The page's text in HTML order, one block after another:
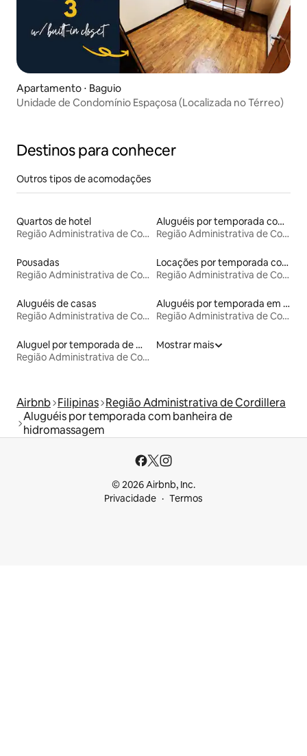
Apartamento ⋅ Baguio
Unidade de Condomínio Espaçosa (Localizada no Térreo)
Destinos para conhecer
Outros tipos de acomodações
Quartos de hotel
Região Administrativa de Cordillera
Aluguéis por temporada com café da manhã
Região Administrativa de Cordillera
Pousadas
Região Administrativa de Cordillera
Locações por temporada com piscina
Região Administrativa de Cordillera
Aluguéis de casas
Região Administrativa de Cordillera
Aluguéis por temporada em hotéis-fazenda
Região Administrativa de Cordillera
Aluguel por temporada de microcasas
Região Administrativa de Cordillera
Mostrar mais
Airbnb Filipinas Região Administrativa de Cordillera
Aluguéis por temporada com banheira de
hidromassagem
© 2026 Airbnb, Inc.
Privacidade
Termos